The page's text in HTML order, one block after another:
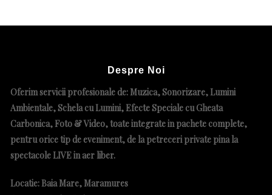
Despre Noi
Oferim servicii profesionale de: Muzica, Sonorizare, Lumini
Ambientale, Schela cu Lumini, Efecte Speciale cu Gheata
Carbonica, Foto & Video, toate integrate in pachete complete,
pentru orice tip de eveniment, de la petreceri private pina la
spectacole LIVE in aer liber.
Locatie: Baia Mare, Maramures